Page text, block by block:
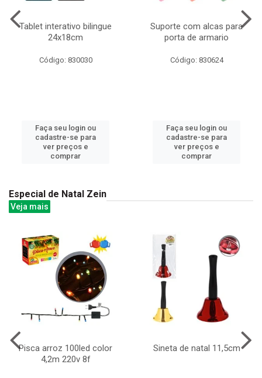
Tablet interativo bilingue
24x18cm
Código: 830030
Faça seu login ou
cadastre-se para
ver preços e
comprar
Suporte com alcas para
porta de armario
Código: 830624
Faça seu login ou
cadastre-se para
ver preços e
comprar
Especial de Natal Zein
Veja mais
Pisca arroz 100led color
4,2m 220v 8f
Sineta de natal 11,5cm